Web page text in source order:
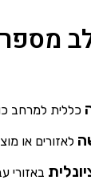
מספר
כללית למרחב
לאזורים או
באזורי